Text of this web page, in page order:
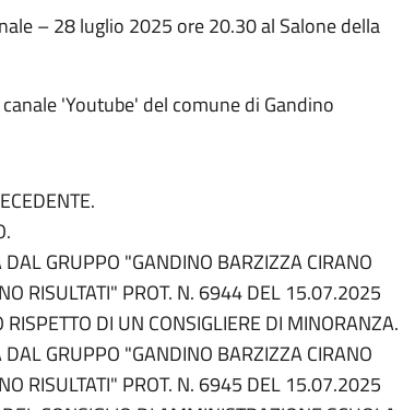
– 28 luglio 2025 ore 20.30 al Salone della
'Youtube' del comune di Gandino
GRUPPO "GANDINO BARZIZZA CIRANO
RISULTATI" PROT. N. 6944 DEL 15.07.2025
DI UN CONSIGLIERE DI MINORANZA.
GRUPPO "GANDINO BARZIZZA CIRANO
RISULTATI" PROT. N. 6945 DEL 15.07.2025